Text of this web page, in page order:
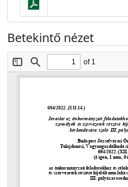
Betekintő nézet